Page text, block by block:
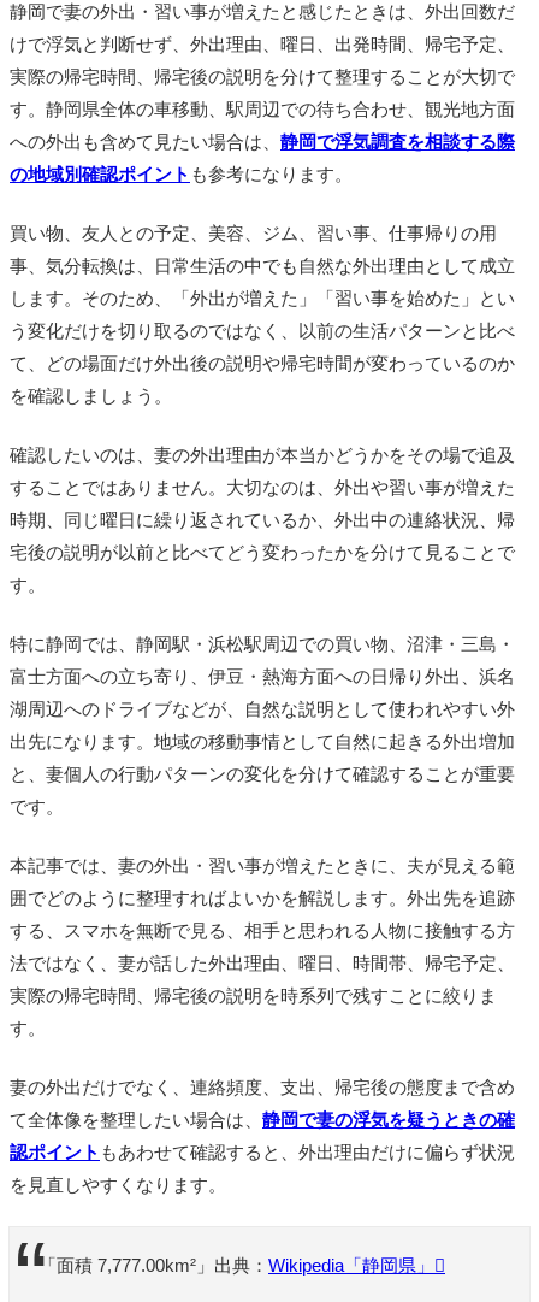
静岡で妻の外出・習い事が増えたと感じたときは、外出回数だ
けで浮気と判断せず、外出理由、曜日、出発時間、帰宅予定、
実際の帰宅時間、帰宅後の説明を分けて整理することが大切で
す。静岡県全体の車移動、駅周辺での待ち合わせ、観光地方面
への外出も含めて見たい場合は、 静岡で浮気調査を相談する際
の地域別確認ポイント も参考になります。
買い物、友人との予定、美容、ジム、習い事、仕事帰りの用
事、気分転換は、日常生活の中でも自然な外出理由として成立
します。そのため、「外出が増えた」「習い事を始めた」とい
う変化だけを切り取るのではなく、以前の生活パターンと比べ
て、どの場面だけ外出後の説明や帰宅時間が変わっているのか
を確認しましょう。
確認したいのは、妻の外出理由が本当かどうかをその場で追及
することではありません。大切なのは、外出や習い事が増えた
時期、同じ曜日に繰り返されているか、外出中の連絡状況、帰
宅後の説明が以前と比べてどう変わったかを分けて見ることで
す。
特に静岡では、静岡駅・浜松駅周辺での買い物、沼津・三島・
富士方面への立ち寄り、伊豆・熱海方面への日帰り外出、浜名
湖周辺へのドライブなどが、自然な説明として使われやすい外
出先になります。地域の移動事情として自然に起きる外出増加
と、妻個人の行動パターンの変化を分けて確認することが重要
です。
本記事では、妻の外出・習い事が増えたときに、夫が見える範
囲でどのように整理すればよいかを解説します。外出先を追跡
する、スマホを無断で見る、相手と思われる人物に接触する方
法ではなく、妻が話した外出理由、曜日、時間帯、帰宅予定、
実際の帰宅時間、帰宅後の説明を時系列で残すことに絞りま
す。
妻の外出だけでなく、連絡頻度、支出、帰宅後の態度まで含め
て全体像を整理したい場合は、 静岡で妻の浮気を疑うときの確
認ポイント もあわせて確認すると、外出理由だけに偏らず状況
を見直しやすくなります。
「面積 7,777.00km²」出典： Wikipedia「静岡県」